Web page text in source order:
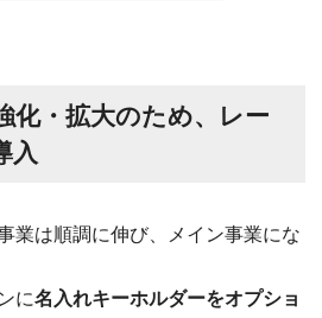
化・拡大のため、レー
入
業は順調に伸び、メイン事業にな
に名入れキーホルダーをオプショ